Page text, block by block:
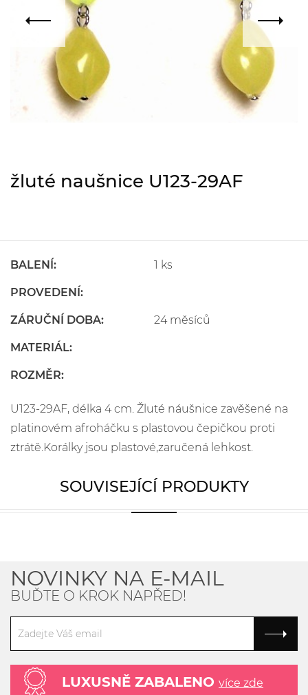
žluté naušnice U123-29AF
BALENÍ: 1 ks
PROVEDENÍ:
ZÁRUČNÍ DOBA: 24 měsíců
MATERIÁL:
ROZMĚR:
U123-29AF, délka 4 cm. Žluté náušnice zavěšené na
platinovém afroháčku s plastovou čepičkou proti
ztrátě.Korálky jsou plastové,zaručená lehkost.
SOUVISEJÍCÍ PRODUKTY
NOVINKY NA E-MAIL
BUĎTE O KROK NAPŘED!
LUXUSNĚ ZABALENO více zde